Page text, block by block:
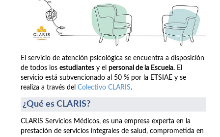
El servicio de atención psicológica se encuentra a disposición
de todos los estudiantes y el personal de la Escuela. El
servicio está subvencionado al 50 % por la ETSIAE y se
realiza a través del Colectivo CLARIS.
¿Qué es CLARIS?
CLARIS Servicios Médicos, es una empresa experta en la
prestación de servicios integrales de salud, comprometida en